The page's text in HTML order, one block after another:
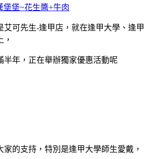
堡堡~花生醬+牛肉
艾可先生-逢甲店，就在逢甲大學、逢甲
半年，正在舉辦獨家優惠活動呢
家的支持，特別是逢甲大學師生愛戴，